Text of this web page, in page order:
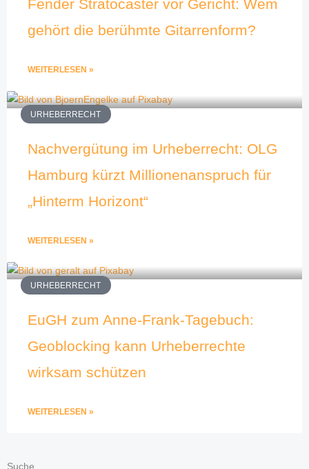
Fender Stratocaster vor Gericht: Wem
gehört die berühmte Gitarrenform?
WEITERLESEN »
URHEBERRECHT
Nachvergütung im Urheberrecht: OLG
Hamburg kürzt Millionenanspruch für
„Hinterm Horizont“
WEITERLESEN »
URHEBERRECHT
EuGH zum Anne-Frank-Tagebuch:
Geoblocking kann Urheberrechte
wirksam schützen
WEITERLESEN »
Suche